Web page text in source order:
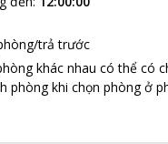
trả trước
khác nhau có thể có
phòng khi chọn phòng ở